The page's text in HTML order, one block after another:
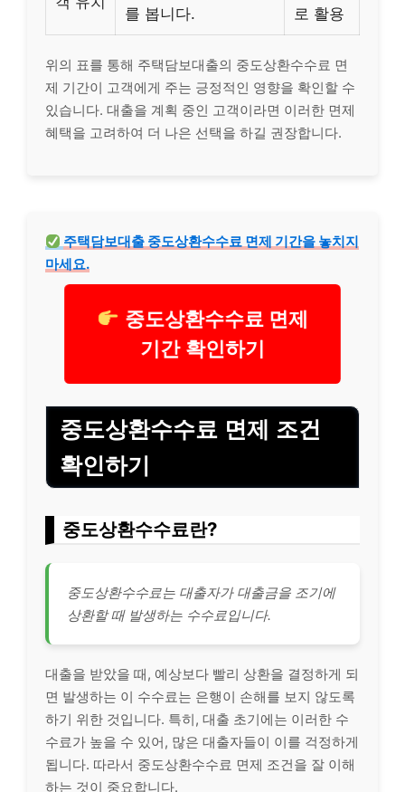
를 봅니다.
로 활용
위의 표를 통해 주택담보대출의 중도상환수수료 면
제 기간이 고객에게 주는 긍정적인 영향을 확인할 수
있습니다. 대출을 계획 중인 고객이라면 이러한 면제
혜택을 고려하여 더 나은 선택을 하길 권장합니다.
주택담보대출 중도상환수수료 면제 기간을 놓치지
마세요.
중도상환수수료 면제
기간 확인하기
중도상환수수료 면제 조건
확인하기
중도상환수수료란?
중도상환수수료는 대출자가 대출금을 조기에
상환할 때 발생하는 수수료입니다.
대출을 받았을 때, 예상보다 빨리 상환을 결정하게 되
면 발생하는 이 수수료는 은행이 손해를 보지 않도록
하기 위한 것입니다. 특히, 대출 초기에는 이러한 수
수료가 높을 수 있어, 많은 대출자들이 이를 걱정하게
됩니다. 따라서 중도상환수수료 면제 조건을 잘 이해
하는 것이 중요합니다.